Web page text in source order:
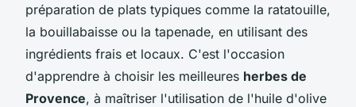
préparation de plats typiques comme la ratatouille,
la bouillabaisse ou la tapenade, en utilisant des
ingrédients frais et locaux. C'est l'occasion
d'apprendre à choisir les meilleures herbes de
Provence, à maîtriser l'utilisation de l'huile d'olive